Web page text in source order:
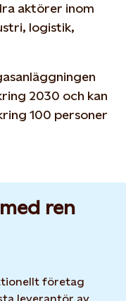
aktörer inom
logistik,
2030 och kan
100 personer
ren
företag